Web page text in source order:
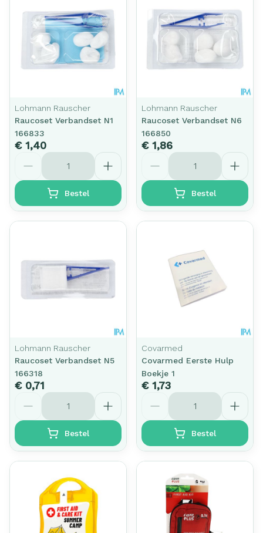
Lohmann Rauscher
Raucoset Verbandset N1
166833
€ 1,40
Aantal
Bestel
Lohmann Rauscher
Raucoset Verbandset N6
166850
€ 1,86
Aantal
Bestel
Lohmann Rauscher
Raucoset Verbandset N5
166318
€ 0,71
Aantal
Bestel
Covarmed
Covarmed Eerste Hulp
Boekje 1
€ 1,73
Aantal
Bestel